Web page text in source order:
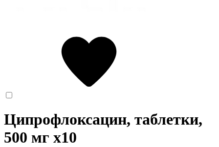
Ципрофлоксацин, таблетки,
500 мг x10